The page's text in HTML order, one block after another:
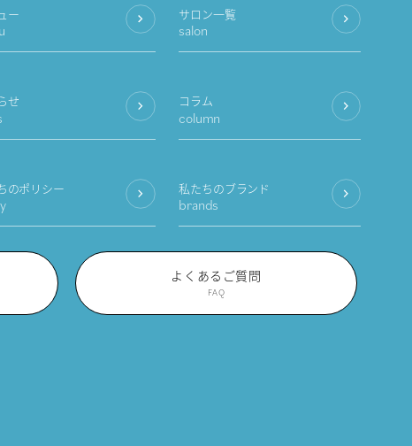
サロン一覧
salon
ー
せ コラム
column
のポリシー 私たちのブランド
brands
よくあるご質問
FAQ